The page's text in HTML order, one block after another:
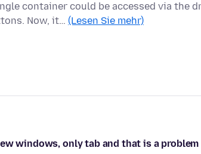
container could be accessed via the
Now, it… (Lesen Sie mehr)
windows, only tab and that is a problem